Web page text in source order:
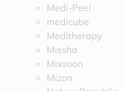
Medi-Peel
medicube
Meditherapy
Missha
Mixsoon
Mizon